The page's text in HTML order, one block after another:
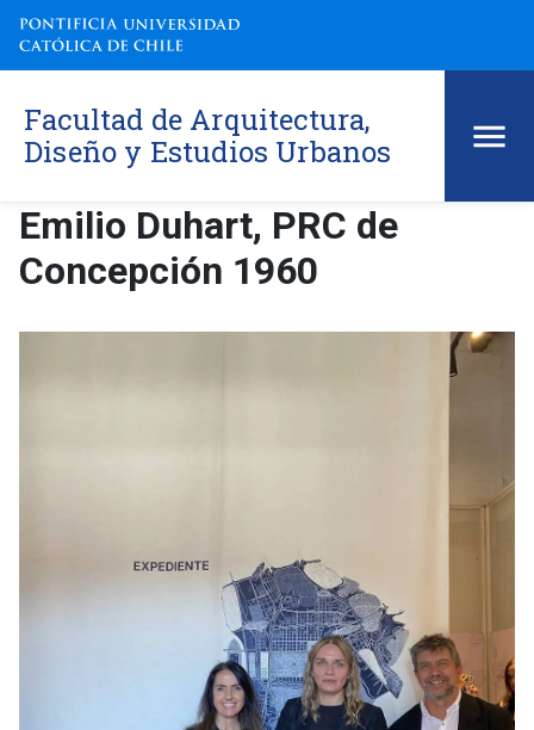
Facultad de Arquitectura,
Diseño y Estudios Urbanos
Emilio Duhart, PRC de
Concepción 1960